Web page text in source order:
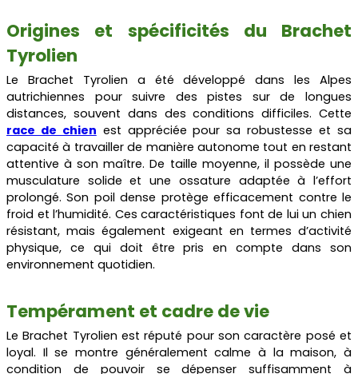
Origines et spécificités du Brachet
Tyrolien
Le Brachet Tyrolien a été développé dans les Alpes
autrichiennes pour suivre des pistes sur de longues
distances, souvent dans des conditions difficiles. Cette
race de chien est appréciée pour sa robustesse et sa
capacité à travailler de manière autonome tout en restant
attentive à son maître. De taille moyenne, il possède une
musculature solide et une ossature adaptée à l’effort
prolongé. Son poil dense protège efficacement contre le
froid et l’humidité. Ces caractéristiques font de lui un chien
résistant, mais également exigeant en termes d’activité
physique, ce qui doit être pris en compte dans son
environnement quotidien.
Tempérament et cadre de vie
Le Brachet Tyrolien est réputé pour son caractère posé et
loyal. Il se montre généralement calme à la maison, à
condition de pouvoir se dépenser suffisamment à